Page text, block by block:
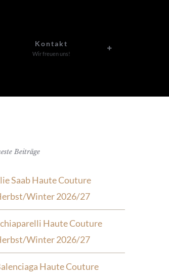
Kontakt
Wir freuen uns!
Beiträge
Saab Haute Couture
Winter 2026/27
Haute Couture
Winter 2026/27
Haute Couture